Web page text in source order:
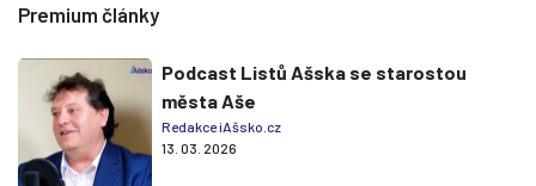
Premium články
Podcast Listů Ašska se starostou
města Aše
Redakce iAšsko.cz
13. 03. 2026